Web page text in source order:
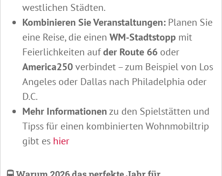
westlichen Städten.
Kombinieren Sie Veranstaltungen: Planen Sie
eine Reise, die einen WM-Stadtstopp mit
Feierlichkeiten aufder Route 66 oder
America250verbindet – zum Beispiel von Los
Angeles oder Dallas nach Philadelphia oder
D.C.
Mehr Informationenzu den Spielstätten und
Tipss für einen kombinierten Wohnmobiltrip
gibt es hier